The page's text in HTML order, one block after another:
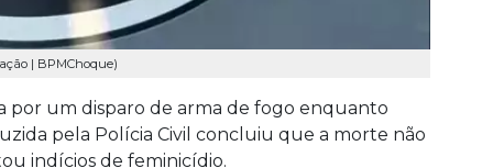
| BPMChoque)
por um disparo de arma de fogo enquanto
pela Polícia Civil concluiu que a morte não
indícios de feminicídio.